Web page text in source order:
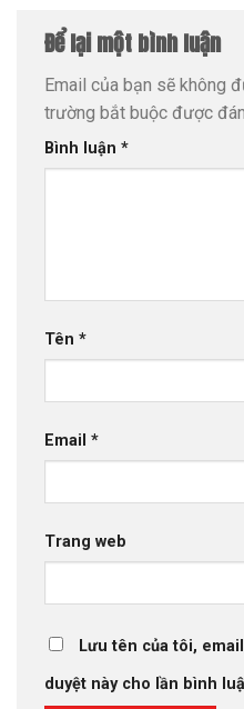
Để lại một bình luận
Email của bạn sẽ không
trường bắt buộc được
Bình luận *
Tên *
Email *
Trang web
Lưu tên của tôi,
duyệt này cho lần bình